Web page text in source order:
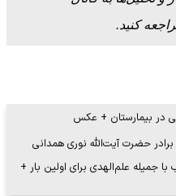
کنید.
در بیمارستان‌ + عکس
حضرت آیت‌الله نوری همدانی
جمیله علم‌الهدی برای اولین بار +